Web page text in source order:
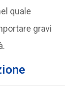
quale
gravi